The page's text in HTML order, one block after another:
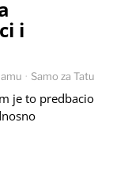
i
· Samo za Tatu
je to predbacio